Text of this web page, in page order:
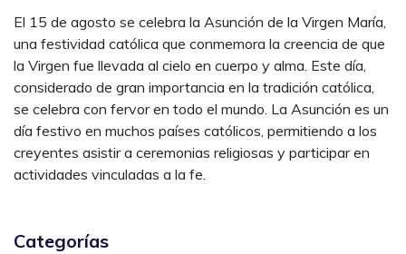
El 15 de agosto se celebra la Asunción de la Virgen María,
una festividad católica que conmemora la creencia de que
la Virgen fue llevada al cielo en cuerpo y alma. Este día,
considerado de gran importancia en la tradición católica,
se celebra con fervor en todo el mundo. La Asunción es un
día festivo en muchos países católicos, permitiendo a los
creyentes asistir a ceremonias religiosas y participar en
actividades vinculadas a la fe.
Categorías